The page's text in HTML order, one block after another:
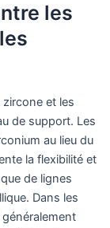
les
et les
de support. Les
au lieu du
la flexibilité et
de lignes
Dans les